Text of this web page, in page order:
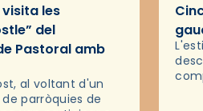
les
del
Pastoral amb
al voltant d'un
parròquies de